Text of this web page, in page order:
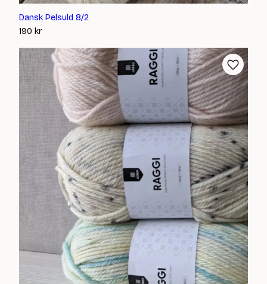
Dansk Pelsuld 8/2
190 kr